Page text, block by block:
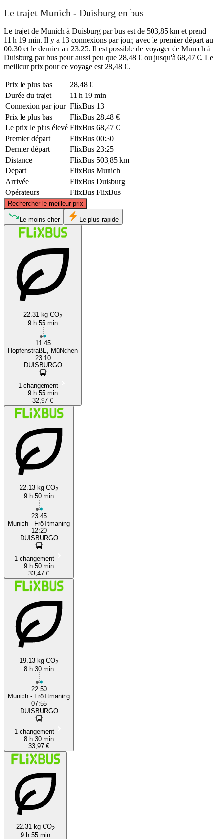
Le trajet Munich - Duisburg en bus
Le trajet de Munich à Duisburg par bus est de 503,85 km et prend
11 h 19 min. Il y a 13 connexions par jour, avec le premier départ au
00:30 et le dernier au 23:25. Il est possible de voyager de Munich à
Duisburg par bus pour aussi peu que 28,48 € ou jusqu'à 68,47 €. Le
meilleur prix pour ce voyage est 28,48 €.
Prix ​​le plus bas
28,48 €
Durée du trajet
11 h 19 min
Connexion par jour FlixBus 13
Prix ​​le plus bas
FlixBus 28,48 €
Le prix le plus élevé FlixBus 68,47 €
Premier départ
FlixBus 00:30
Dernier départ
FlixBus 23:25
Distance
FlixBus 503,85 km
Départ
FlixBus Munich
Arrivée
FlixBus Duisburg
Opérateurs
FlixBus FlixBus
Rechercher le meilleur prix
Duisburg
©CARTO
Le moins cher Le plus rapide
22.31 kg CO2
9 h 55 min
11:45
HopfenstraßE, MüNchen
23:10
DUISBURGO
1 changement
9 h 55 min
32,97 €
22.13 kg CO2
9 h 50 min
23:45
Munich - FröTtmaning
12:20
DUISBURGO
1 changement
9 h 50 min
33,47 €
19.13 kg CO2
8 h 30 min
22:50
Munich - FröTtmaning
07:55
DUISBURGO
1 changement
8 h 30 min
33,97 €
22.31 kg CO2
9 h 55 min